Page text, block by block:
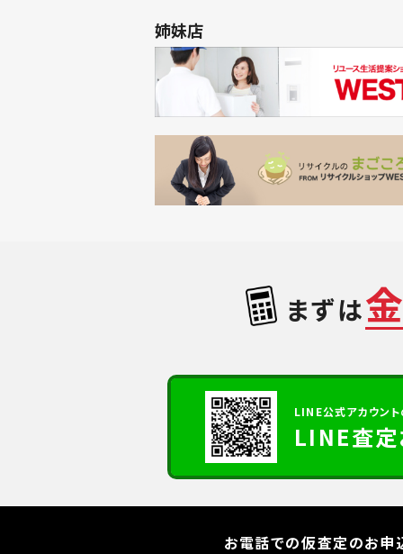
姉妹店
まずは
LINE公式アカウン
LINE査
お電話での仮査定のお申